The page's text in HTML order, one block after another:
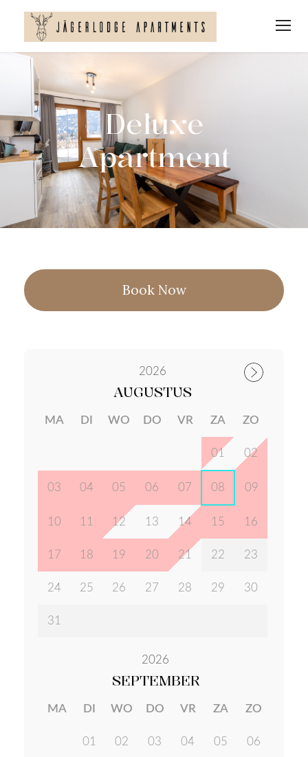
Deluxe
Apartment
Book Now
2026
AUGUSTUS
MA DI WO DO VR ZA ZO
01 02
03 04 05 06 07 08 09
10 11 12 13 14 15 16
17 18 19 20 21 22 23
24 25 26 27 28 29 30
31
2026
SEPTEMBER
MA DI WO DO VR ZA ZO
01 02 03 04 05 06